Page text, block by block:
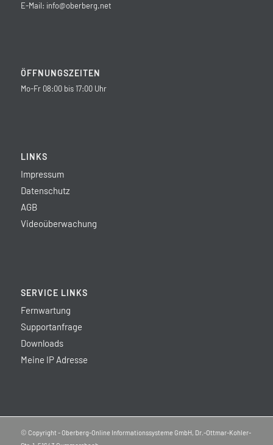
E-Mail: info@oberberg.net
ÖFFNUNGSZEITEN
Mo-Fr 08:00 bis 17:00 Uhr
LINKS
Impressum
Datenschutz
AGB
Videoüberwachung
SERVICE LINKS
Fernwartung
Supportanfrage
Downloads
Meine IP Adresse
© Copyright - Oberberg-Online Informationssysteme GmbH, Dr.-Ottmar-Kohler-